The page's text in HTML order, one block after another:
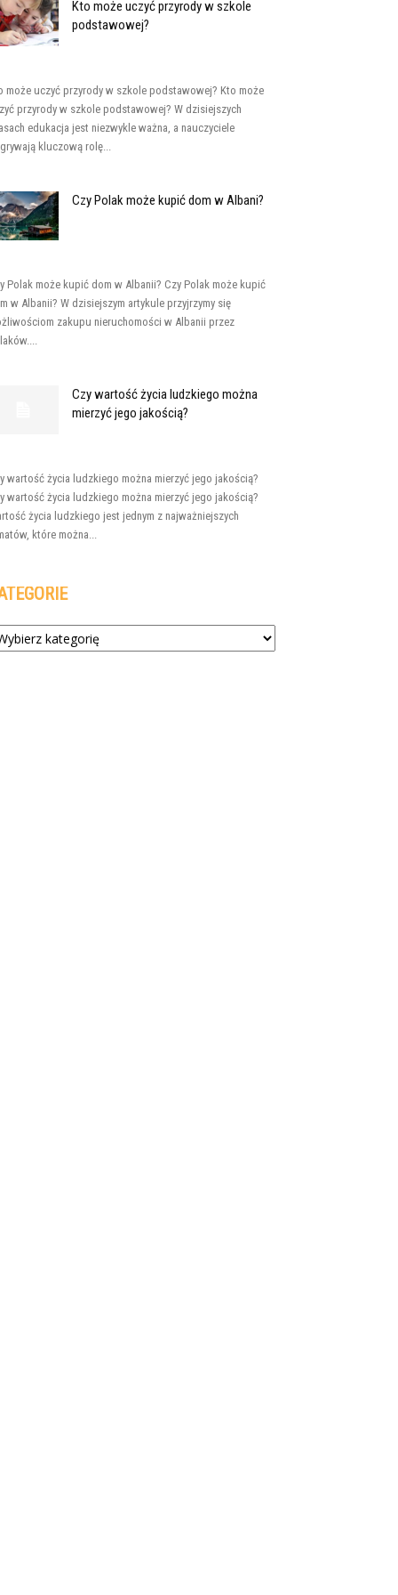
Kto może uczyć przyrody w szkole
podstawowej?
może uczyć przyrody w szkole podstawowej? Kto może
przyrody w szkole podstawowej? W dzisiejszych
edukacja jest niezwykle ważna, a nauczyciele
kluczową rolę...
Czy Polak może kupić dom w Albani?
Polak może kupić dom w Albanii? Czy Polak może kupić
w Albanii? W dzisiejszym artykule przyjrzymy się
zakupu nieruchomości w Albanii przez
Czy wartość życia ludzkiego można
mierzyć jego jakością?
wartość życia ludzkiego można mierzyć jego jakością?
wartość życia ludzkiego można mierzyć jego jakością?
życia ludzkiego jest jednym z najważniejszych
które można...